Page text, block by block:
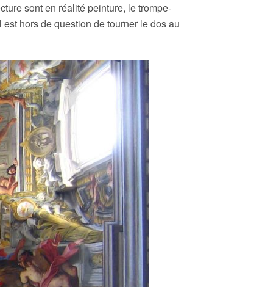
sont en réalité peinture, le trompe-
hors de question de tourner le dos au